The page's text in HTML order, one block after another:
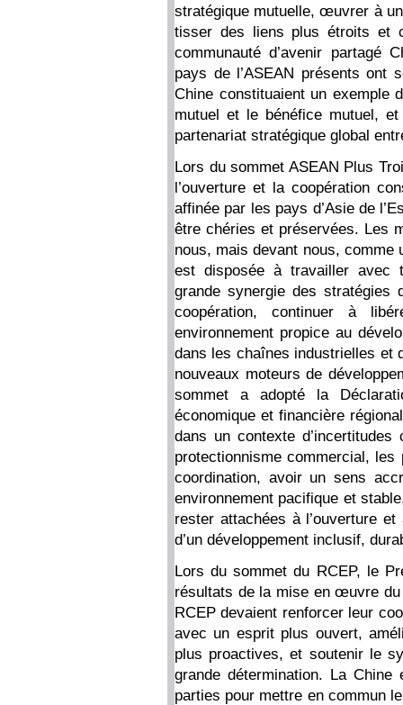
stratégique mutuelle, œuvrer à
tisser des liens plus étroits et
communauté d’avenir partagé
pays de l’ASEAN présents ont
Chine constituaient un exemple
mutuel et le bénéfice mutuel,
partenariat stratégique global
Lors du sommet ASEAN Plus
l’ouverture et la coopération
affinée par les pays d’Asie de
être chéries et préservées. Les
nous, mais devant nous, comme
est disposée à travailler avec
grande synergie des stratégies
coopération, continuer à
environnement propice au
dans les chaînes industrielles et
nouveaux moteurs de
sommet a adopté la
économique et financière
dans un contexte
protectionnisme commercial,
coordination, avoir un sens
environnement pacifique et
rester attachées à l’ouverture
d’un développement inclusif,
Lors du sommet du RCEP, le
résultats de la mise en œuvre
RCEP devaient renforcer leur
avec un esprit plus ouvert,
plus proactives, et soutenir le
grande détermination. La
parties pour mettre en commun